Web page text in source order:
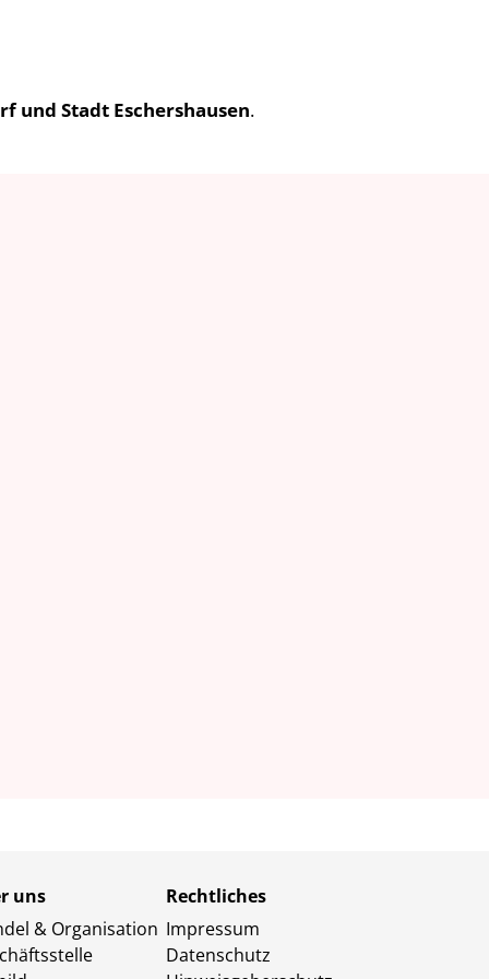
und Stadt Eschershausen.
uns
& Organisation
Rechtliches
Impressum
Datenschutz